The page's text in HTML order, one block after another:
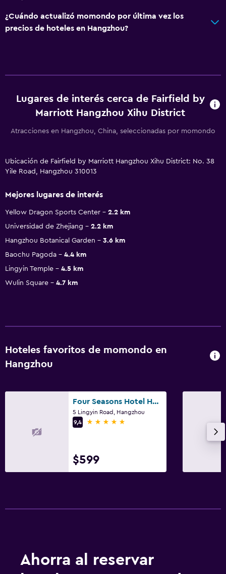
¿Cuándo actualizó momondo por última vez los
precios de hoteles en Hangzhou?
Lugares de interés cerca de Fairfield by
Marriott Hangzhou Xihu District
Atracciones en Hangzhou, China, seleccionadas por momondo
Ubicación de Fairfield by Marriott Hangzhou Xihu District: No. 38
Yile Road, Hangzhou 310013
Mejores lugares de interés
Yellow Dragon Sports Center
2.2 km
Universidad de Zhejiang
2.2 km
Hangzhou Botanical Garden
3.6 km
Baochu Pagoda
4.4 km
Lingyin Temple
4.5 km
Wulin Square
4.7 km
Hoteles favoritos de momondo en
Hangzhou
Four Seasons Hotel Hangzhou at West Lake
5 Lingyin Road, Hangzhou
9,4
5 estrellas
$599
Ahorra al reservar